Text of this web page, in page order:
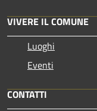
VIVERE IL COMUNE
Luoghi
Eventi
CONTATTI